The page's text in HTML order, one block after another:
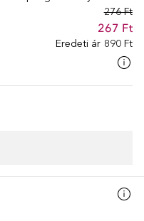
276 Ft
267 Ft
Eredeti ár 890 Ft